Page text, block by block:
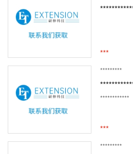
***
*********
************
***
*********